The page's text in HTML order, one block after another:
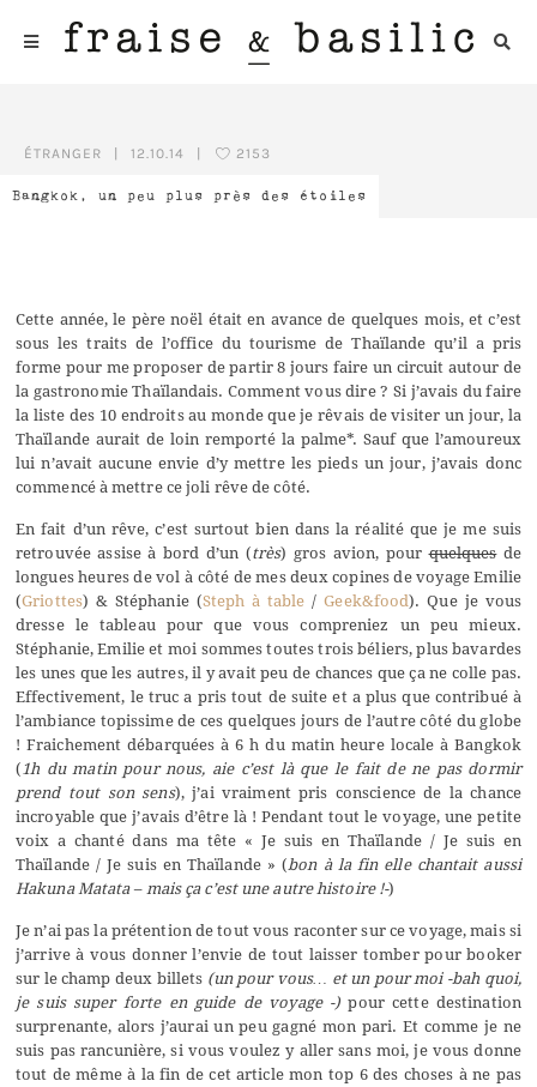
Bangkok, un peu plus près des étoiles
ÉTRANGER 12.10.14 2153
Cette année, le père noël était en avance de quelques mois, et c’est
sous les traits de l’office du tourisme de Thaïlande qu’il a pris
forme pour me proposer de partir 8 jours faire un circuit autour de
la gastronomie Thaïlandais. Comment vous dire ? Si j’avais du faire
la liste des 10 endroits au monde que je rêvais de visiter un jour, la
Thaïlande aurait de loin remporté la palme*. Sauf que l’amoureux
lui n’avait aucune envie d’y mettre les pieds un jour, j’avais donc
commencé à mettre ce joli rêve de côté.
En fait d’un rêve, c’est surtout bien dans la réalité que je me suis
retrouvée assise à bord d’un (très) gros avion, pourquelquesde
longues heures de vol à côté de mes deux copines de voyage Emilie
(Griottes) & Stéphanie (Steph à table /Geek&food). Que je vous
dresse le tableau pour que vous compreniez un peu mieux.
Stéphanie, Emilie et moi sommes toutes trois béliers, plus bavardes
les unes que les autres, il y avait peu de chances que ça ne colle pas.
Effectivement, le truc a pris tout de suite et a plus que contribué à
l’ambiance topissime de ces quelques jours de l’autre côté du globe
! Fraichement débarquées à 6 h du matin heure locale à Bangkok
(1h du matin pour nous, aie c’est là que le fait de ne pas dormir
prend tout son sens), j’ai vraiment pris conscience de la chance
incroyable que j’avais d’être là ! Pendant tout le voyage, une petite
voix a chanté dans ma tête « Je suis en Thaïlande / Je suis en
Thaïlande / Je suis en Thaïlande » (bon à la fin elle chantait aussi
Hakuna Matata – mais ça c’est une autre histoire !-)
Je n’ai pas la prétention de tout vous raconter sur ce voyage, mais si
j’arrive à vous donner l’envie de tout laisser tomber pour booker
sur le champ deux billets (un pour vous… et un pour moi -bah quoi,
je suis super forte en guide de voyage -) pour cette destination
surprenante, alors j’aurai un peu gagné mon pari. Et comme je ne
suis pas rancunière, si vous voulez y aller sans moi, je vous donne
tout de même à la fin de cet article mon top 6 des choses à ne pas